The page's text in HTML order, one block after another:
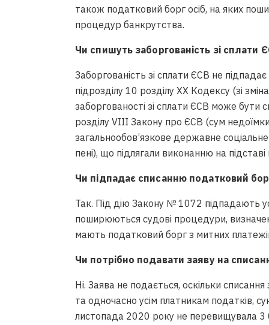
також податковий борг осіб, на яких
процедур банкрутства.
Чи спишуть заборгованість зі сплати
Заборгованість зі сплати ЄСВ не
підрозділу 10 розділу ХХ Кодексу (зі
заборгованості зі сплати ЄСВ може бути
розділу VІІІ Закону про ЄСВ (сум
загальнообов’язкове державне
пені), що підлягали виконанню на
Чи підпадає списанню податковий
Так. Під дію Закону № 1072 підпадають
поширюються судові процедури,
мають податковий борг з митних
Чи потрібно подавати заяву на
Ні. Заява не подається, оскільки
та одночасно усім платникам податків,
листопада 2020 року не перевищувала